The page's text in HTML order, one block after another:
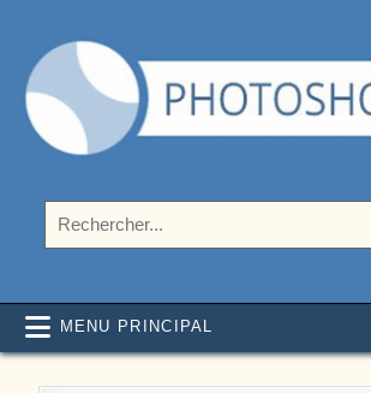
Photoshoplus
MENU PRINCIPAL